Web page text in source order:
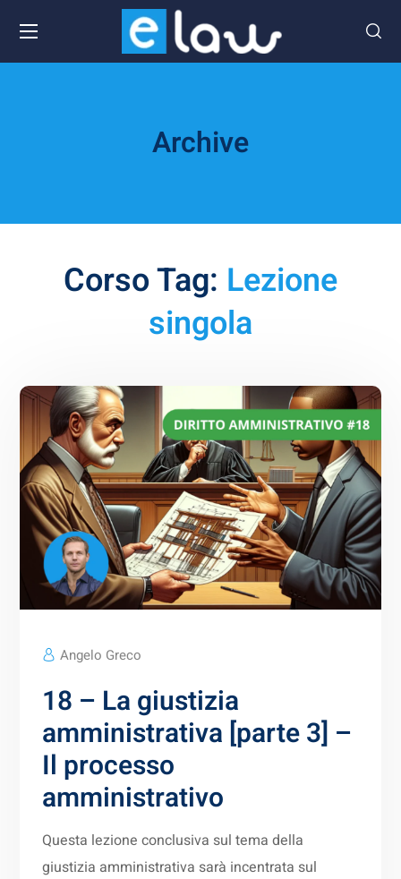
Archive
Corso Tag: Lezione
singola
Angelo Greco
18 – La giustizia
amministrativa [parte 3] –
Il processo
amministrativo
Questa lezione conclusiva sul tema della
giustizia amministrativa sarà incentrata sul